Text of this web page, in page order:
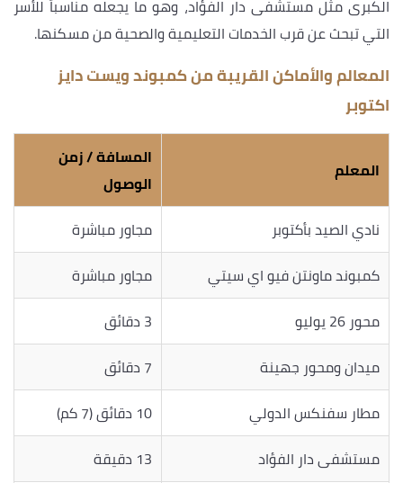
الكبرى مثل مستشفى دار الفؤاد، وهو ما يجعله مناسباً للأسر
التي تبحث عن قرب الخدمات التعليمية والصحية من مسكنها.
المعالم والأماكن القريبة من كمبوند ويست دايز
اكتوبر
المعلم
المسافة / زمن
الوصول
نادي الصيد بأكتوبر
مجاور مباشرة
كمبوند ماونتن فيو اي سيتي
مجاور مباشرة
محور 26 يوليو
3 دقائق
ميدان ومحور جهينة
7 دقائق
مطار سفنكس الدولي
10 دقائق (7 كم)
مستشفى دار الفؤاد
13 دقيقة